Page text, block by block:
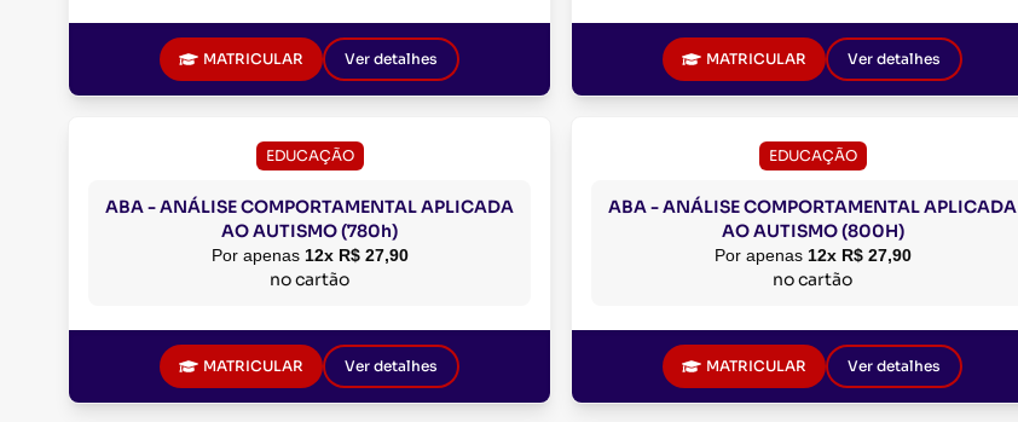
MATRICULAR Ver detalhes MATRICULAR Ver detalhes
EDUCAÇÃO
ABA - ANÁLISE COMPORTAMENTAL APLICADA
AO AUTISMO (780h)
Por apenas 12x R$ 27,90
no cartão
MATRICULAR Ver detalhes
EDUCAÇÃO
ABA - ANÁLISE COMPORTAMENTAL APLICADA
AO AUTISMO (800H)
Por apenas 12x R$ 27,90
no cartão
MATRICULAR Ver detalhes